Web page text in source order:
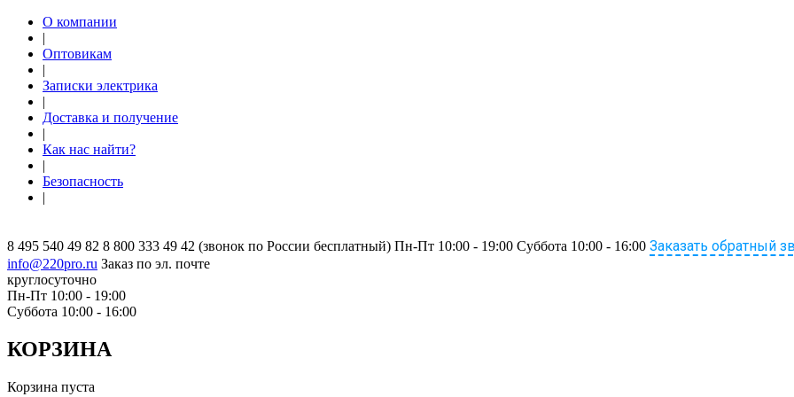
О компании
|
Оптовикам
|
Записки электрика
|
Доставка и получение
|
Как нас найти?
|
Безопасность
|
8 495 540 49 82 8 800 333 49 42 (звонок по России бесплатный) Пн-Пт 10:00 - 19:00 Суббота 10:00 - 16:00 Заказать обратный
info@220pro.ru Заказ по эл. почте
круглосуточно
Пн-Пт 10:00 - 19:00
Суббота 10:00 - 16:00
КОРЗИНА
Корзина пуста